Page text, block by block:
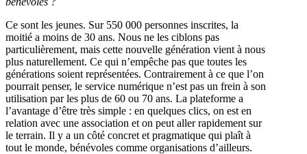
Ce sont les jeunes. Sur 550 000 personnes inscrites, la
moitié a moins de 30 ans. Nous ne les ciblons pas
particulièrement, mais cette nouvelle génération vient à nous
plus naturellement. Ce qui n’empêche pas que toutes les
générations soient représentées. Contrairement à ce que l’on
pourrait penser, le service numérique n’est pas un frein à son
utilisation par les plus de 60 ou 70 ans. La plateforme a
l’avantage d’être très simple : en quelques clics, on est en
relation avec une association et on peut aller rapidement sur
le terrain. Il y a un côté concret et pragmatique qui plaît à
tout le monde, bénévoles comme organisations d’ailleurs.